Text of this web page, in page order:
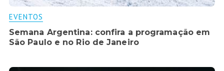
EVENTOS
Semana Argentina: confira a programação em
São Paulo e no Rio de Janeiro